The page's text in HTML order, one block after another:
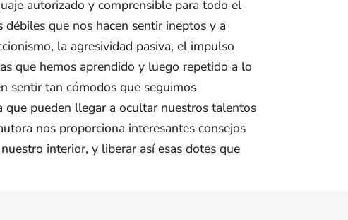
autorizado y comprensible para todo el
que nos hacen sentir ineptos y a
la agresividad pasiva, el impulso
que hemos aprendido y luego repetido a lo
sentir tan cómodos que seguimos
pueden llegar a ocultar nuestros talentos
nos proporciona interesantes consejos
interior, y liberar así esas dotes que